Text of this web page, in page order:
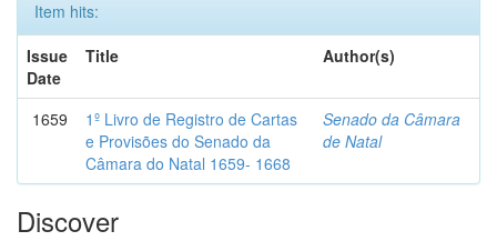
Item hits:
Issue
Date
Title Author(s)
1659
1º Livro de Registro de Cartas
e Provisões do Senado da
Câmara do Natal 1659- 1668
Senado da Câmara
de Natal
Discover